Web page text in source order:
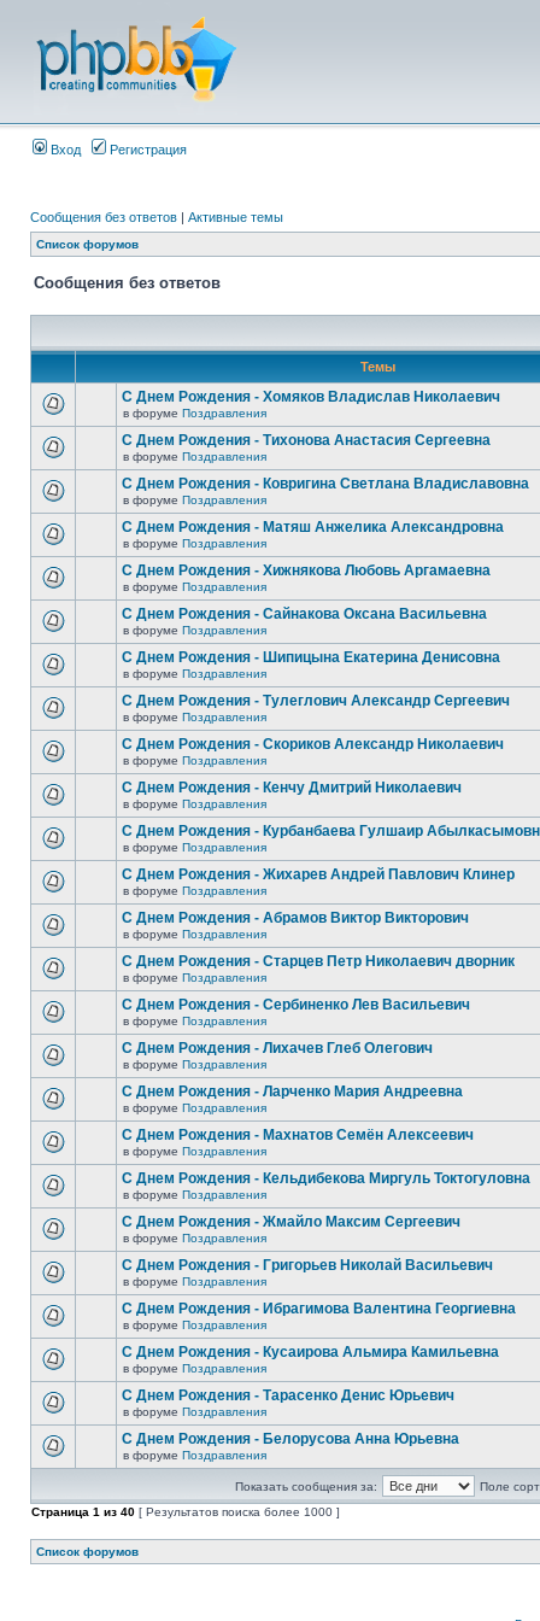
Вход Регистрация
Сообщения без ответов | Активные темы
Список форумов
Сообщения без ответов
Темы
С Днем Рождения - Хомяков Владислав Николаевич
в форуме Поздравления
С Днем Рождения - Тихонова Анастасия Сергеевна
в форуме Поздравления
С Днем Рождения - Ковригина Светлана Владиславовна
в форуме Поздравления
С Днем Рождения - Матяш Анжелика Александровна
в форуме Поздравления
С Днем Рождения - Хижнякова Любовь Аргамаевна
в форуме Поздравления
С Днем Рождения - Сайнакова Оксана Васильевна
в форуме Поздравления
С Днем Рождения - Шипицына Екатерина Денисовна
в форуме Поздравления
С Днем Рождения - Тулеглович Александр Сергеевич
в форуме Поздравления
С Днем Рождения - Скориков Александр Николаевич
в форуме Поздравления
С Днем Рождения - Кенчу Дмитрий Николаевич
в форуме Поздравления
С Днем Рождения - Курбанбаева Гулшаир
в форуме Поздравления
С Днем Рождения - Жихарев Андрей Павлович Клинер
в форуме Поздравления
С Днем Рождения - Абрамов Виктор Викторович
в форуме Поздравления
С Днем Рождения - Старцев Петр Николаевич дворник
в форуме Поздравления
С Днем Рождения - Сербиненко Лев Васильевич
в форуме Поздравления
С Днем Рождения - Лихачев Глеб Олегович
в форуме Поздравления
С Днем Рождения - Ларченко Мария Андреевна
в форуме Поздравления
С Днем Рождения - Махнатов Семён Алексеевич
в форуме Поздравления
С Днем Рождения - Кельдибекова Миргуль Токтогуловна
в форуме Поздравления
С Днем Рождения - Жмайло Максим Сергеевич
в форуме Поздравления
С Днем Рождения - Григорьев Николай Васильевич
в форуме Поздравления
С Днем Рождения - Ибрагимова Валентина Георгиевна
в форуме Поздравления
С Днем Рождения - Кусаирова Альмира Камильевна
в форуме Поздравления
С Днем Рождения - Тарасенко Денис Юрьевич
в форуме Поздравления
С Днем Рождения - Белорусова Анна Юрьевна
в форуме Поздравления
Показать сообщения за:
Поле
Страница 1 из 40 [ Результатов поиска более 1000 ]
Список форумов